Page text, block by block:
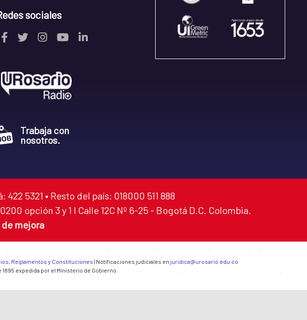
sociales
Trabaja con
nosotros.
5321 • Resto del país: 018000 511 888
opción 3 y 1 I Calle 12C Nº 6-25 - Bogotá D.C. Colombia.
mejora
Reglamentos y Constituciones | Notificaciones judiciales en juridica@urosario.edu.co
expedida por el Ministerio de Gobierno.